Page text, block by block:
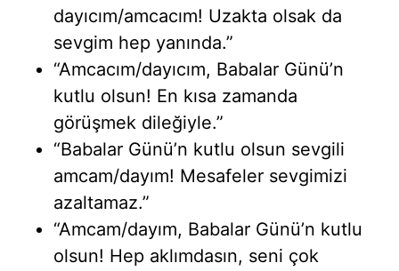
dayıcım/amcacım! Uzakta olsak da
sevgim hep yanında.”
“Amcacım/dayıcım, Babalar Günü’n
kutlu olsun! En kısa zamanda
görüşmek dileğiyle.”
“Babalar Günü’n kutlu olsun sevgili
amcam/dayım! Mesafeler sevgimizi
azaltamaz.”
“Amcam/dayım, Babalar Günü’n kutlu
olsun! Hep aklımdasın, seni çok